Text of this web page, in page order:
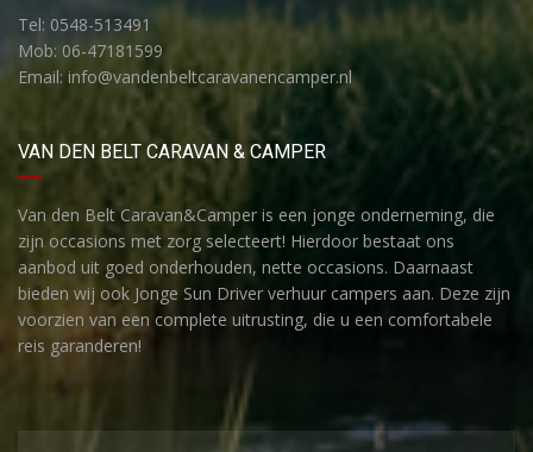
Tel: 0548-513491
Mob: 06-47181599
Email: info@vandenbeltcaravanencamper.nl
VAN DEN BELT CARAVAN & CAMPER
Van den Belt Caravan&Camper is een jonge onderneming, die
zijn occasions met zorg selecteert! Hierdoor bestaat ons
aanbod uit goed onderhouden, nette occasions. Daarnaast
bieden wij ook Jonge Sun Driver verhuur campers aan. Deze zijn
voorzien van een complete uitrusting, die u een comfortabele
reis garanderen!